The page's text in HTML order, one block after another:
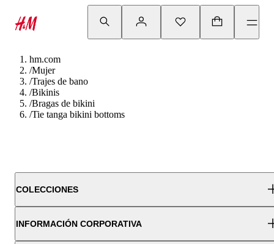
hm.com
/Mujer
/Trajes de bano
/Bikinis
/Bragas de bikini
/Tie tanga bikini bottoms
COLECCIONES
INFORMACIÓN CORPORATIVA